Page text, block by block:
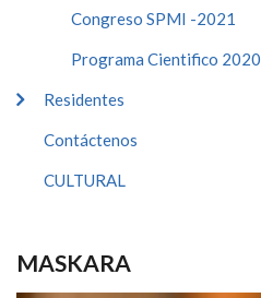
Congreso SPMI -2021
Programa Cientifico 2020
Residentes
Contáctenos
CULTURAL
MASKARA